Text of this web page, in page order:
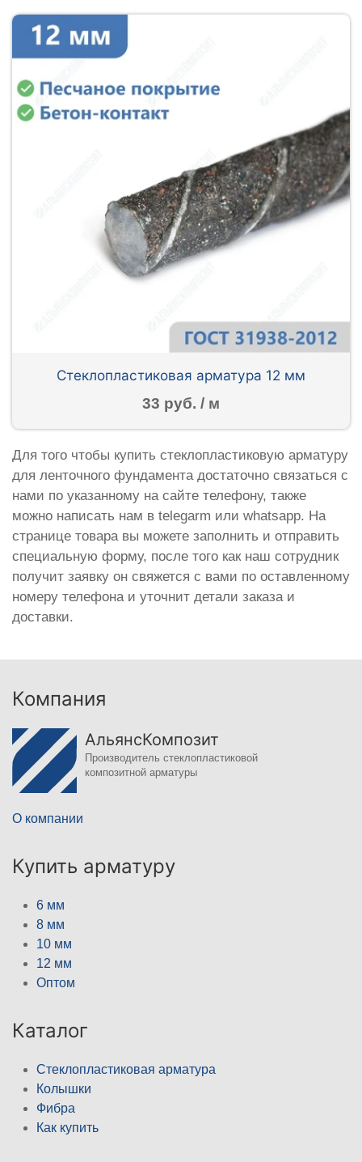
Стеклопластиковая арматура 12 мм
33 руб. / м
Для того чтобы купить стеклопластиковую арматуру
для ленточного фундамента достаточно связаться с
нами по указанному на сайте телефону, также
можно написать нам в telegarm или whatsapp. На
странице товара вы можете заполнить и отправить
специальную форму, после того как наш сотрудник
получит заявку он свяжется с вами по оставленному
номеру телефона и уточнит детали заказа и
доставки.
Компания
АльянсКомпозит
Производитель стеклопластиковой
композитной арматуры
О компании
Купить арматуру
6 мм
8 мм
10 мм
12 мм
Оптом
Каталог
Стеклопластиковая арматура
Колышки
Фибра
Как купить